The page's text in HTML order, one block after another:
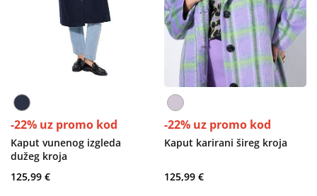
-22% uz promo kod
Kaput vunenog izgleda
dužeg kroja
125,99 €
-22% uz promo kod
Kaput karirani šireg kroja
125,99 €